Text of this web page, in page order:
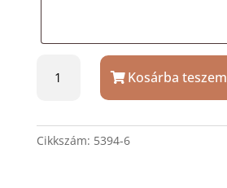
quartz
színű,
Kosárba teszem
Cikkszám: 5394-6